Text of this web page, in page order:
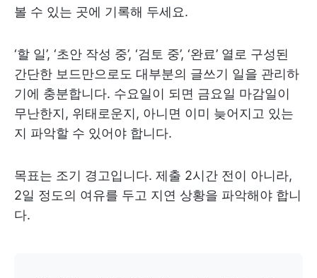
볼 수 있는 곳에 기록해 두세요.
‘할 일’, ‘초안 작성 중’, ‘검토 중’, ‘완료’ 열로 구성된
간단한 보드만으로도 대부분의 글쓰기 일을 관리하
기에 충분합니다. 수요일이 되면 금요일 마감일이
무난한지, 위태로운지, 아니면 이미 늦어지고 있는
지 파악할 수 있어야 합니다.
목표는 조기 경고입니다. 제출 2시간 전이 아니라,
2일 정도의 여유를 두고 지연 상황을 파악해야 합니
다.